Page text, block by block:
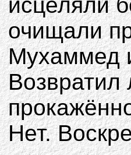
очищали
Мухаммед
Возвратил
Нет.